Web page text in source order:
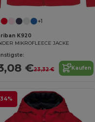
+1
K920
MIKROFLEECE JACKE
€23,32 € Kaufen